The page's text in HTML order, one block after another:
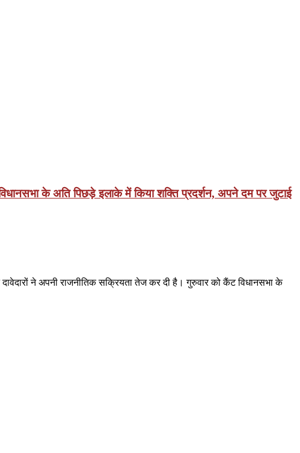
के अति पिछड़े इलाके में किया शक्ति प्रदर्शन, अपने दम पर जुटाई
ने अपनी राजनीतिक सक्रियता तेज कर दी है। गुरुवार को कैंट विधानसभा के